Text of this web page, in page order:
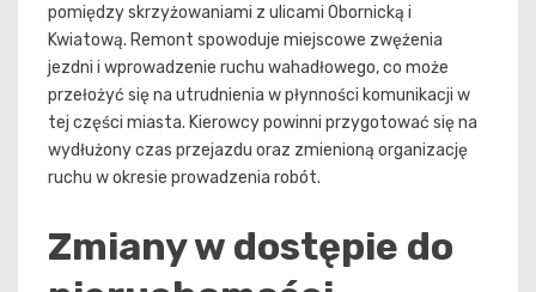
pomiędzy skrzyżowaniami z ulicami Obornicką i
Kwiatową. Remont spowoduje miejscowe zwężenia
jezdni i wprowadzenie ruchu wahadłowego, co może
przełożyć się na utrudnienia w płynności komunikacji w
tej części miasta. Kierowcy powinni przygotować się na
wydłużony czas przejazdu oraz zmienioną organizację
ruchu w okresie prowadzenia robót.
Zmiany w dostępie do